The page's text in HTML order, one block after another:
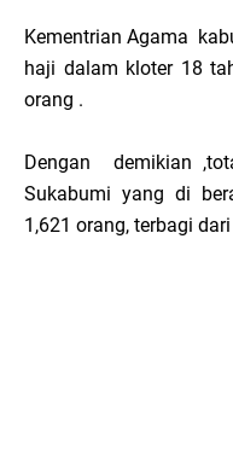
Kementrian Agama
haji dalam kloter 18
orang .
Dengan demikian
Sukabumi yang di
1,621 orang, terbagi